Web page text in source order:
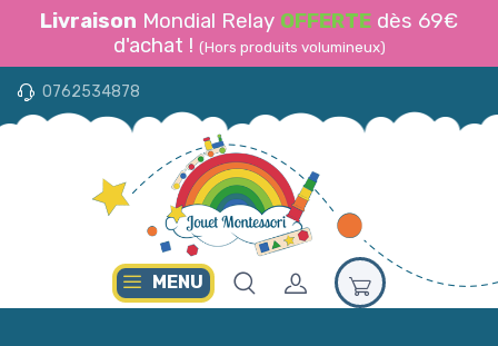
Livraison Mondial Relay OFFERTE dès 69€
d'achat ! (Hors produits volumineux)
0762534878
MENU